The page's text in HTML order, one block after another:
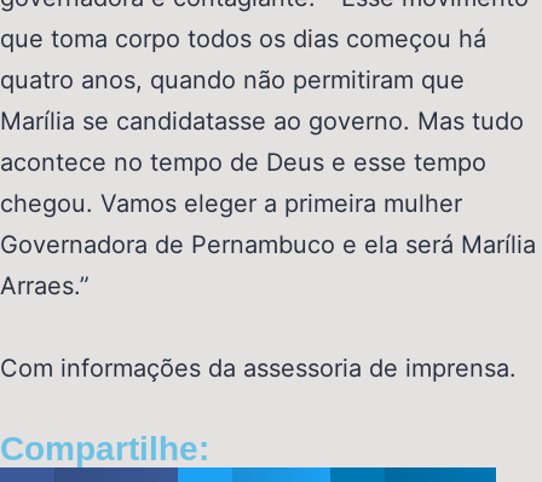
que toma corpo todos os dias começou há
quatro anos, quando não permitiram que
Marília se candidatasse ao governo. Mas tudo
acontece no tempo de Deus e esse tempo
chegou. Vamos eleger a primeira mulher
Governadora de Pernambuco e ela será Marília
Arraes.”
Com informações da assessoria de imprensa.
Compartilhe: